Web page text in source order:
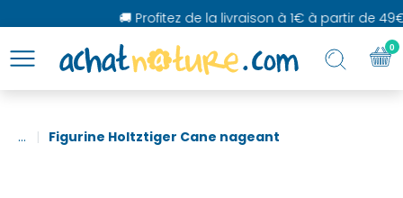
🚚 Profitez de la livraison à 1€ à partir de
... Figurine Holtztiger Cane nageant
0